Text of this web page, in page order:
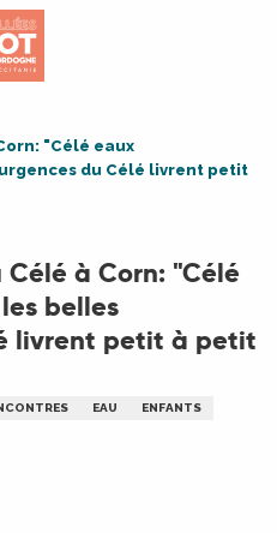
"Célé eaux
du Célé livrent petit
à Corn: "Célé
belles
livrent petit à petit
EAU
ENFANTS